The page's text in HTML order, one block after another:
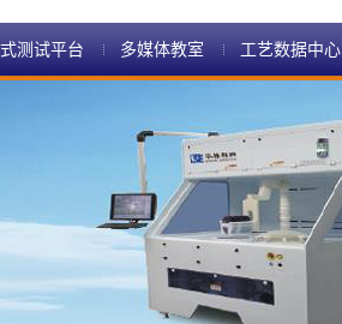
测试平台 多媒体教室 工艺数据中心